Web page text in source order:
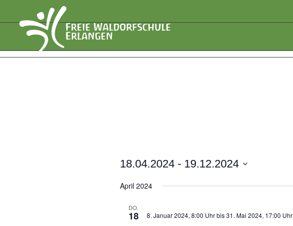
18.04.2024 - 19.12.2024
wählen.
April 2024
DO.
18 8. Januar 2024, 8:00 Uhrbis31. Mai 2024, 17:00 Uhr